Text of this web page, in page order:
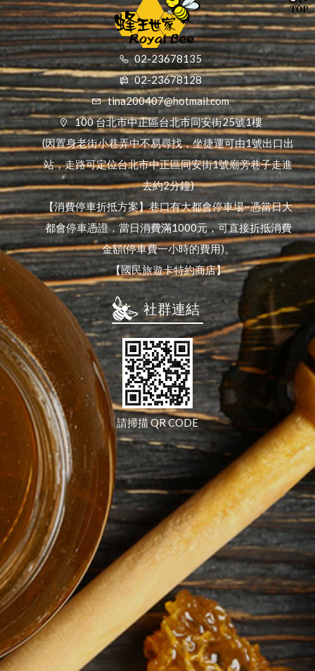
02-23678135
02-23678128
tina200407@hotmail.com
100 台北市中正區台北市同安街25號1樓
(因置身老街小巷弄中不易尋找，坐捷運可由1號出口出
站，走路可定位台北市中正區同安街1號廟旁巷子走進
去約2分鐘)
【消費停車折抵方案】巷口有大都會停車場~憑當日大
都會停車憑證，當日消費滿1000元，可直接折抵消費
金額(停車費一小時的費用)。
【國民旅遊卡特約商店】
社群連結
請掃描 QR CODE